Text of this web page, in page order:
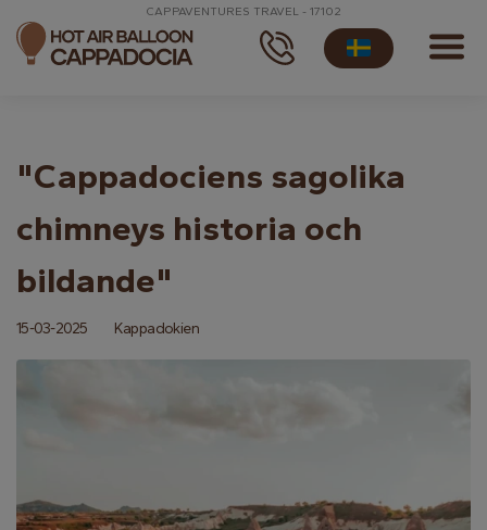
CAPPAVENTURES TRAVEL - 17102
"Cappadociens sagolika
chimneys historia och
bildande"
15-03-2025 Kappadokien